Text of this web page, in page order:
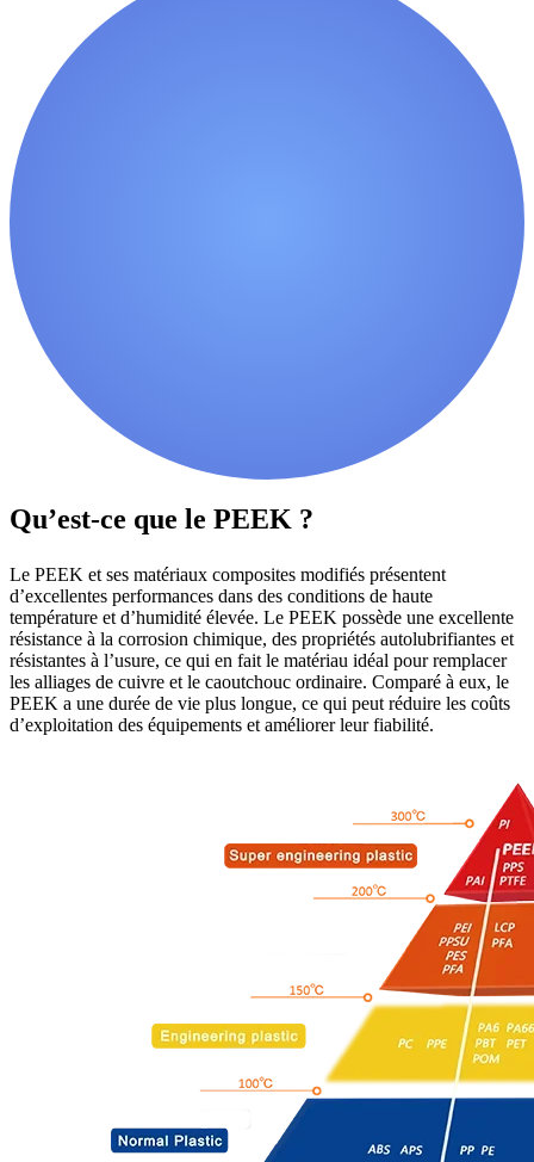
Qu’est-ce que le PEEK ?
Le PEEK et ses matériaux composites modifiés présentent
d’excellentes performances dans des conditions de haute
température et d’humidité élevée. Le PEEK possède une excellente
résistance à la corrosion chimique, des propriétés autolubrifiantes et
résistantes à l’usure, ce qui en fait le matériau idéal pour remplacer
les alliages de cuivre et le caoutchouc ordinaire. Comparé à eux, le
PEEK a une durée de vie plus longue, ce qui peut réduire les coûts
d’exploitation des équipements et améliorer leur fiabilité.